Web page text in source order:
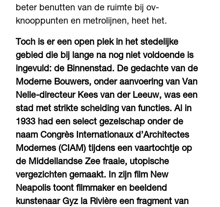
beter benutten van de ruimte bij ov-
knooppunten en metrolijnen, heet het.
Toch is er een open plek in het stedelijke
gebied die bij lange na nog niet voldoende is
ingevuld: de Binnenstad. De gedachte van de
Moderne Bouwers, onder aanvoering van Van
Nelle-directeur Kees van der Leeuw, was een
stad met strikte scheiding van functies. Al in
1933 had een select gezelschap onder de
naam Congrès Internationaux d’Architectes
Modernes (CIAM) tijdens een vaartochtje op
de Middellandse Zee fraaie, utopische
vergezichten gemaakt. In zijn film New
Neapolis toont filmmaker en beeldend
kunstenaar Gyz la Rivière een fragment van